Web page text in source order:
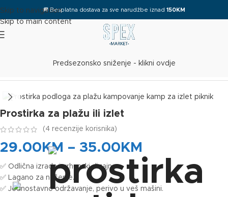
Skip to navigation
Skip to main content
🚚Besplatna dostava za sve narudžbe iznad 150KM
Predsezonsko sniženje - klikni ovdje
Prostirka za plažu ili izlet
(4 recenzije korisnika)
29.00 KM – 35.00 KM
✅ Odlična izrada i vrhunski dizajn.
✅ Lagano za nošenje.
✅ Jednostavno održavanje, perivo u veš mašini.